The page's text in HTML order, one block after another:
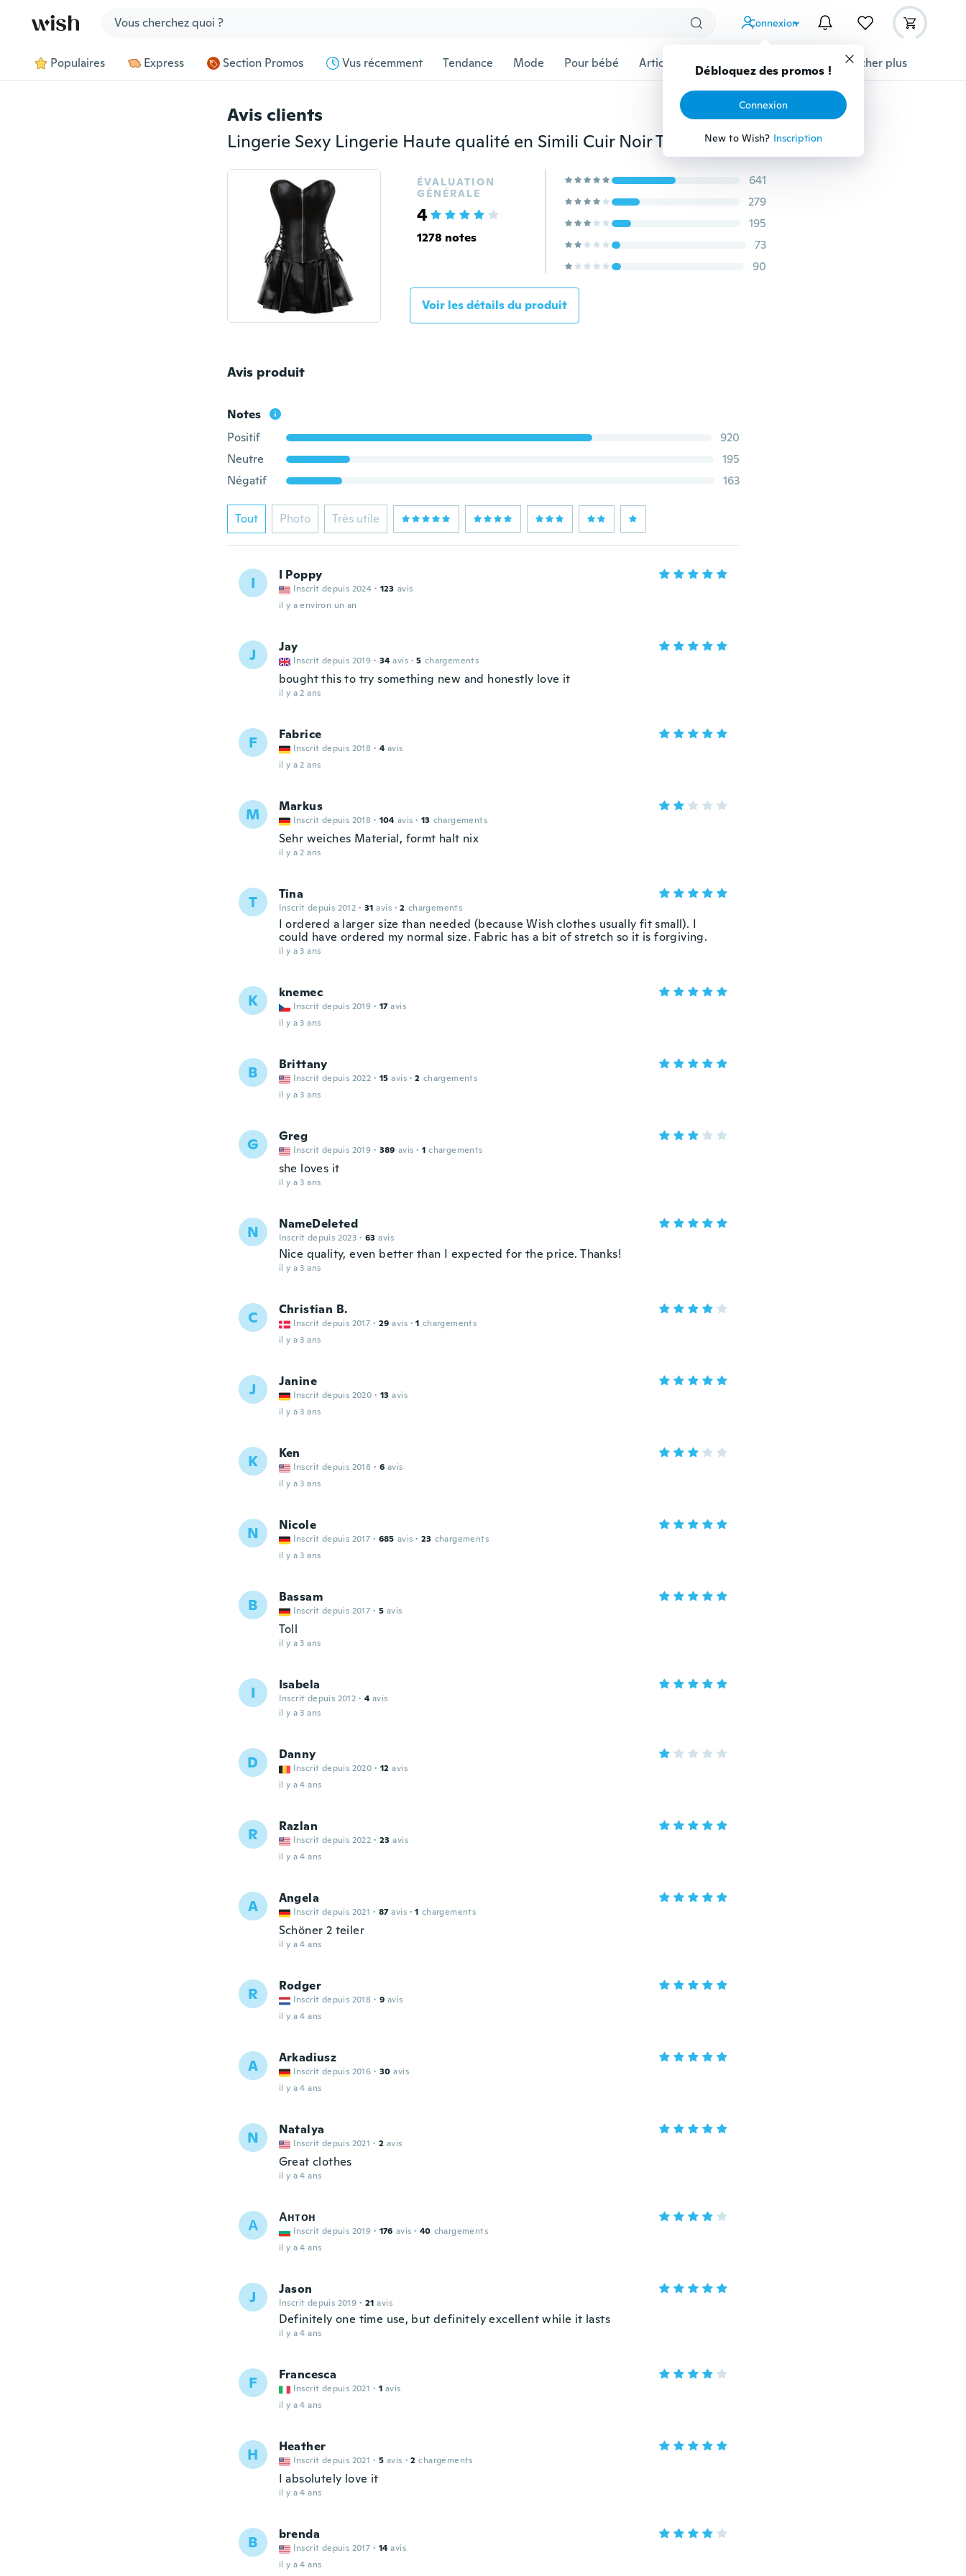
Connexion
Débloquez des promos !
Connexion
New to Wish? Inscription
Populaires Express Section Promos Vus récemment Tendance Mode Pour bébé Articles pour animaux domestiques Afficher plus
Avis clients
Lingerie Sexy Lingerie Haute qualité en Simili Cuir Noir Taille Grande Corset Bustier Clubwear Robe Bustier Robe Gothique Femme Jupes + Shaper
ÉVALUATION
GÉNÉRALE
4
1278 notes
641
279
195
73
90
Voir les détails du produit
Avis produit
Notes
Positif
920
Neutre
195
Négatif
163
Tout Photo Très utile
I I Poppy
Inscrit depuis 2024 · 123 avis
il y a environ un an
J Jay
Inscrit depuis 2019 · 34 avis · 5 chargements
bought this to try something new and honestly love it
il y a 2 ans
F Fabrice
Inscrit depuis 2018 · 4 avis
il y a 2 ans
M Markus
Inscrit depuis 2018 · 104 avis · 13 chargements
Sehr weiches Material, formt halt nix
il y a 2 ans
T Tina
Inscrit depuis 2012 · 31 avis · 2 chargements
I ordered a larger size than needed (because Wish clothes usually fit small). I
could have ordered my normal size. Fabric has a bit of stretch so it is forgiving.
il y a 3 ans
K knemec
Inscrit depuis 2019 · 17 avis
il y a 3 ans
B Brittany
Inscrit depuis 2022 · 15 avis · 2 chargements
il y a 3 ans
G Greg
Inscrit depuis 2019 · 389 avis · 1 chargements
she loves it
il y a 3 ans
N NameDeleted
Inscrit depuis 2023 · 63 avis
Nice quality, even better than I expected for the price. Thanks!
il y a 3 ans
C Christian B.
Inscrit depuis 2017 · 29 avis · 1 chargements
il y a 3 ans
J Janine
Inscrit depuis 2020 · 13 avis
il y a 3 ans
K Ken
Inscrit depuis 2018 · 6 avis
il y a 3 ans
N Nicole
Inscrit depuis 2017 · 685 avis · 23 chargements
il y a 3 ans
B Bassam
Inscrit depuis 2017 · 5 avis
Toll
il y a 3 ans
I Isabela
Inscrit depuis 2012 · 4 avis
il y a 3 ans
D Danny
Inscrit depuis 2020 · 12 avis
il y a 4 ans
R Razlan
Inscrit depuis 2022 · 23 avis
il y a 4 ans
A Angela
Inscrit depuis 2021 · 87 avis · 1 chargements
Schöner 2 teiler
il y a 4 ans
R Rodger
Inscrit depuis 2018 · 9 avis
il y a 4 ans
A Arkadiusz
Inscrit depuis 2016 · 30 avis
il y a 4 ans
N Natalya
Inscrit depuis 2021 · 2 avis
Great clothes
il y a 4 ans
А Антон
Inscrit depuis 2019 · 176 avis · 40 chargements
il y a 4 ans
J Jason
Inscrit depuis 2019 · 21 avis
Definitely one time use, but definitely excellent while it lasts
il y a 4 ans
F Francesca
Inscrit depuis 2021 · 1 avis
il y a 4 ans
H Heather
Inscrit depuis 2021 · 5 avis · 2 chargements
I absolutely love it
il y a 4 ans
B brenda
Inscrit depuis 2017 · 14 avis
il y a 4 ans